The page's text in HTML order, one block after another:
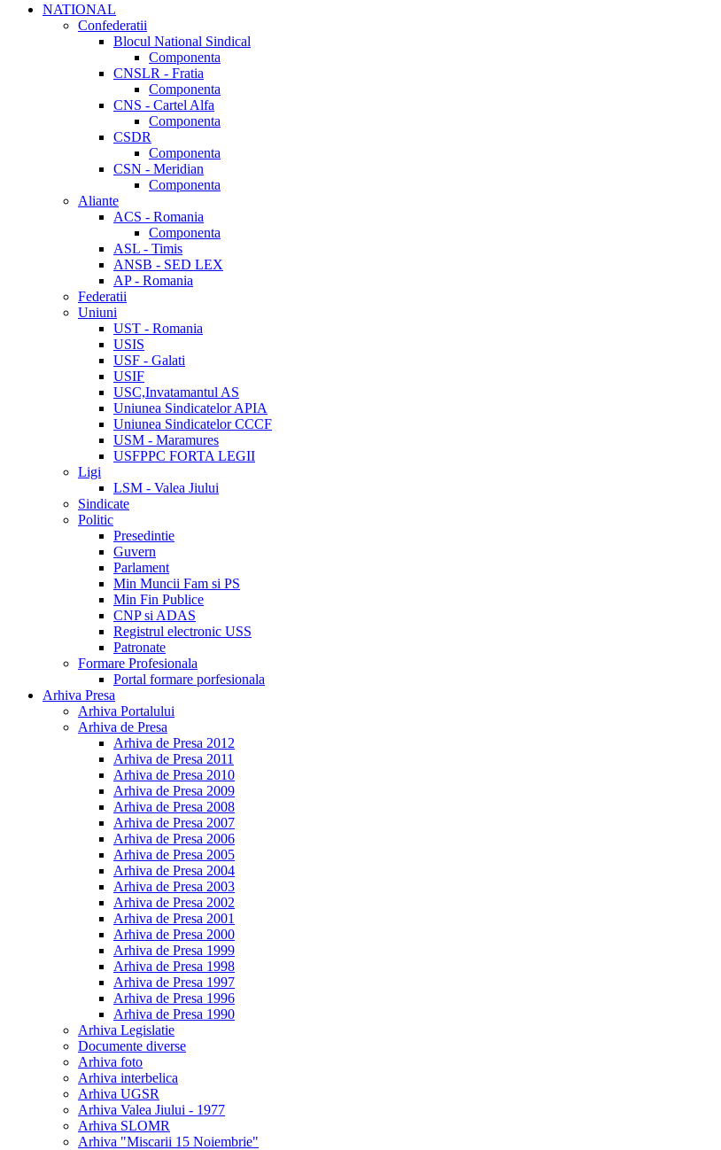
NATIONAL
Confederatii
Blocul National Sindical
Componenta
CNSLR - Fratia
Componenta
CNS - Cartel Alfa
Componenta
CSDR
Componenta
CSN - Meridian
Componenta
Aliante
ACS - Romania
Componenta
ASL - Timis
ANSB - SED LEX
AP - Romania
Federatii
Uniuni
UST - Romania
USIS
USF - Galati
USIF
USC,Invatamantul AS
Uniunea Sindicatelor APIA
Uniunea Sindicatelor CCCF
USM - Maramures
USFPPC FORTA LEGII
Ligi
LSM - Valea Jiului
Sindicate
Politic
Presedintie
Guvern
Parlament
Min Muncii Fam si PS
Min Fin Publice
CNP si ADAS
Registrul electronic USS
Patronate
Formare Profesionala
Portal formare porfesionala
Arhiva Presa
Arhiva Portalului
Arhiva de Presa
Arhiva de Presa 2012
Arhiva de Presa 2011
Arhiva de Presa 2010
Arhiva de Presa 2009
Arhiva de Presa 2008
Arhiva de Presa 2007
Arhiva de Presa 2006
Arhiva de Presa 2005
Arhiva de Presa 2004
Arhiva de Presa 2003
Arhiva de Presa 2002
Arhiva de Presa 2001
Arhiva de Presa 2000
Arhiva de Presa 1999
Arhiva de Presa 1998
Arhiva de Presa 1997
Arhiva de Presa 1996
Arhiva de Presa 1990
Arhiva Legislatie
Documente diverse
Arhiva foto
Arhiva interbelica
Arhiva UGSR
Arhiva Valea Jiului - 1977
Arhiva SLOMR
Arhiva "Miscarii 15 Noiembrie"